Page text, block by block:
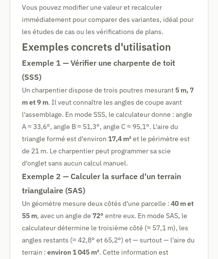
Vous pouvez modifier une valeur et recalculer
immédiatement pour comparer des variantes, idéal pour
les études de cas ou les vérifications de plans.
Exemples concrets d'utilisation
Exemple 1 — Vérifier une charpente de toit
(SSS)
Un charpentier dispose de trois poutres mesurant 5 m, 7
m et 9 m. Il veut connaître les angles de coupe avant
l'assemblage. En mode SSS, le calculateur donne : angle
A ≈ 33,6°, angle B ≈ 51,3°, angle C ≈ 95,1°. L'aire du
triangle formé est d'environ 17,4 m²et le périmètre est
de 21 m. Le charpentier peut programmer sa scie
d'onglet sans aucun calcul manuel.
Exemple 2 — Calculer la surface d'un terrain
triangulaire (SAS)
Un géomètre mesure deux côtés d'une parcelle : 40 m et
55 m, avec un angle de 72° entre eux. En mode SAS, le
calculateur détermine le troisième côté (≈ 57,1 m), les
angles restants (≈ 42,8° et 65,2°) et — surtout — l'aire du
terrain : environ 1 045 m². Cette information est